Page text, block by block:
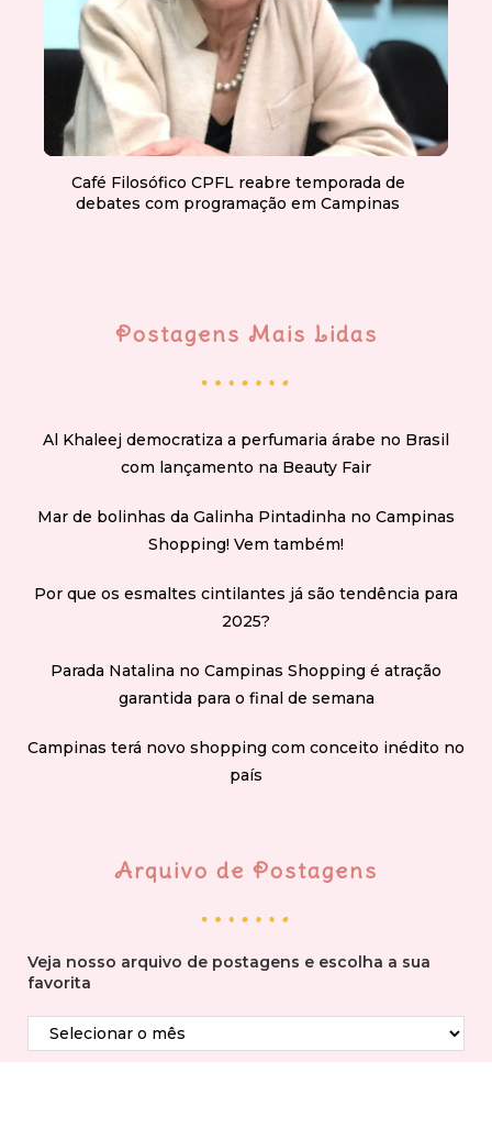
Café Filosófico CPFL reabre temporada de
debates com programação em Campinas
Postagens Mais Lidas
Al Khaleej democratiza a perfumaria árabe no Brasil
com lançamento na Beauty Fair
Mar de bolinhas da Galinha Pintadinha no Campinas
Shopping! Vem também!
Por que os esmaltes cintilantes já são tendência para
2025?
Parada Natalina no Campinas Shopping é atração
garantida para o final de semana
Campinas terá novo shopping com conceito inédito no
país
Arquivo de Postagens
Veja nosso arquivo de postagens e escolha a sua
favorita